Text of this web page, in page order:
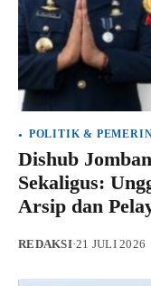
POLITIK &
Dishub
Sekaligus:
Arsip dan
REDAKSI·21 JULI 2026